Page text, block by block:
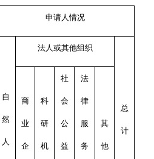
申请人情况
自
然
人
法人或其他组织
总
计
商
业
企
科
研
机
社
会
公
益
法
律
服
务
其
他